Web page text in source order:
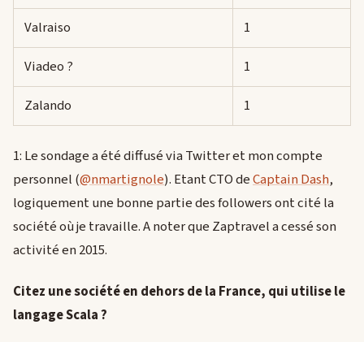
Valraiso
1
Viadeo ?
1
Zalando
1
1: Le sondage a été diffusé via Twitter et mon compte
personnel (@nmartignole). Etant CTO deCaptain Dash,
logiquement une bonne partie des followers ont cité la
société où je travaille. A noter que Zaptravel a cessé son
activité en 2015.
Citez une société en dehors de la France, qui utilise le
langage Scala ?